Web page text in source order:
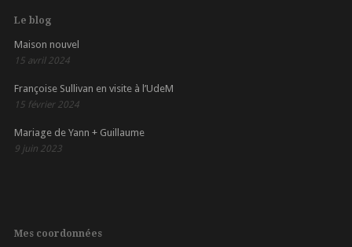
Le blog
Maison nouvel
15 avril 2024
Françoise Sullivan en visite à l’UdeM
15 février 2024
Mariage de Yann + Guillaume
9 juin 2023
Mes coordonnées